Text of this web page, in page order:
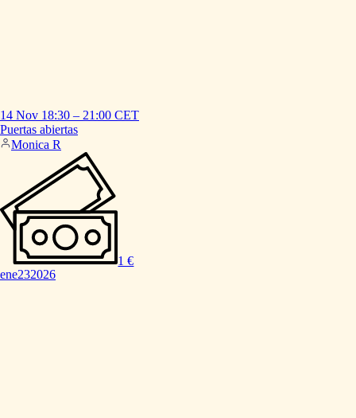
14 Nov 18:30 – 21:00 CET
Puertas abiertas
Monica R
1 €
ene232026